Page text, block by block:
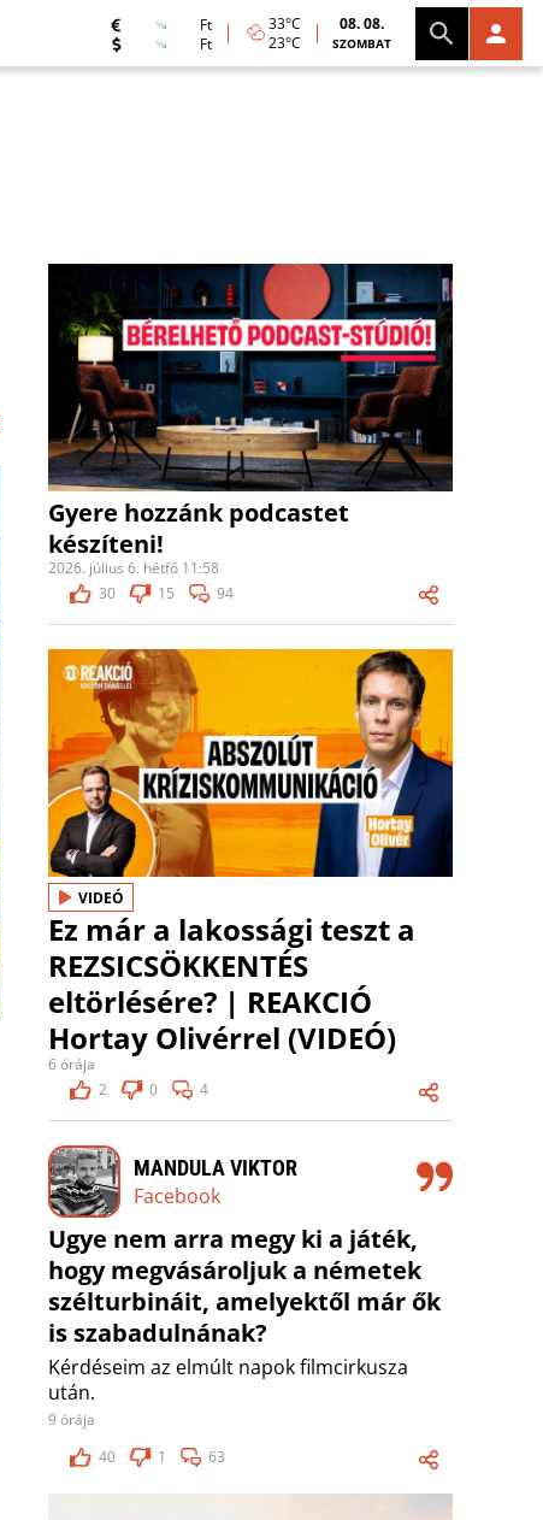
Ft
Ft
33°C
23°C
08. 08.
SZOMBAT
Gyere hozzánk podcastet
készíteni!
2026. július 6. hétfő 11:58
30
15 94
VIDEÓ
Ez már a lakossági teszt a
REZSICSÖKKENTÉS
eltörlésére? | REAKCIÓ
Hortay Olivérrel (VIDEÓ)
6 órája
2
0 4
MANDULA VIKTOR
Facebook
Ugye nem arra megy ki a játék,
hogy megvásároljuk a németek
szélturbináit, amelyektől már ők
is szabadulnának?
Kérdéseim az elmúlt napok filmcirkusza
után.
9 órája
40
1 63